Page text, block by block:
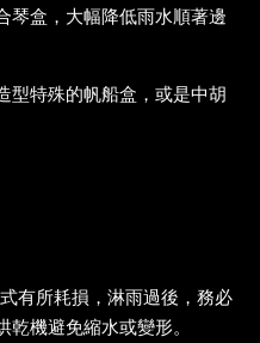
琴盒，大幅降低雨水順著邊
型特殊的帆船盒，或是中胡
有所耗損，淋雨過後，務必
機避免縮水或變形。